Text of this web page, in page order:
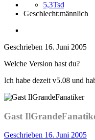
5,3Tsd
Geschlecht:männlich
Geschrieben 16. Juni 2005
Welche Version hast du?
Ich habe dezeit v5.08 und
Gast
Geschrieben 16. Juni 2005